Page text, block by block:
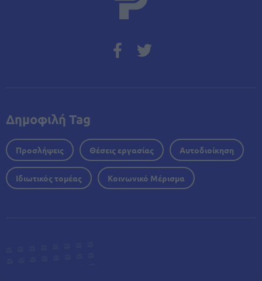
Δημοφιλή Tag
Προσλήψεις Θέσεις εργασίας Αυτοδιοίκηση
Ιδιωτικός τομέας Κοινωνικό Μέρισμα